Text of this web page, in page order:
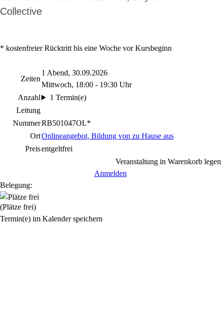
Collective
* kostenfreier Rücktritt bis eine Woche vor Kursbeginn
Zeiten
1 Abend, 30.09.2026
Mittwoch, 18:00 - 19:30 Uhr
Anzahl
1 Termin(e)
Leitung
NummerRB501047OL*
OrtOnlineangebot, Bildung von zu Hause aus
Preisentgeltfrei
Veranstaltung in Warenkorb legen
Anmelden
Belegung:
(Plätze frei)
Termin(e) im Kalender speichern